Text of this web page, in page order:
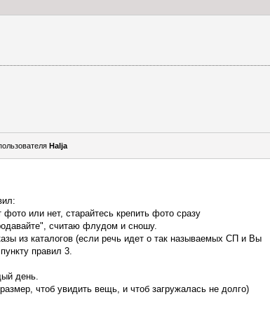
Halja
или нет, старайтесь крепить фото сразу
считаю флудом и сношу.
из каталогов (если речь идет о так называемых СП и Вы
правил 3.
день.
чтоб увидить вещь, и чтоб загружалась не долго)